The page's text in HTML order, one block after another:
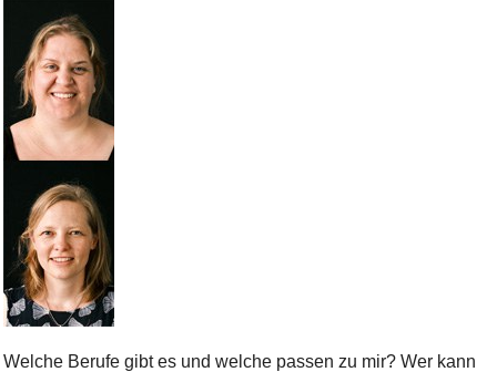
Welche Berufe gibt es und welche passen zu mir? Wer kann